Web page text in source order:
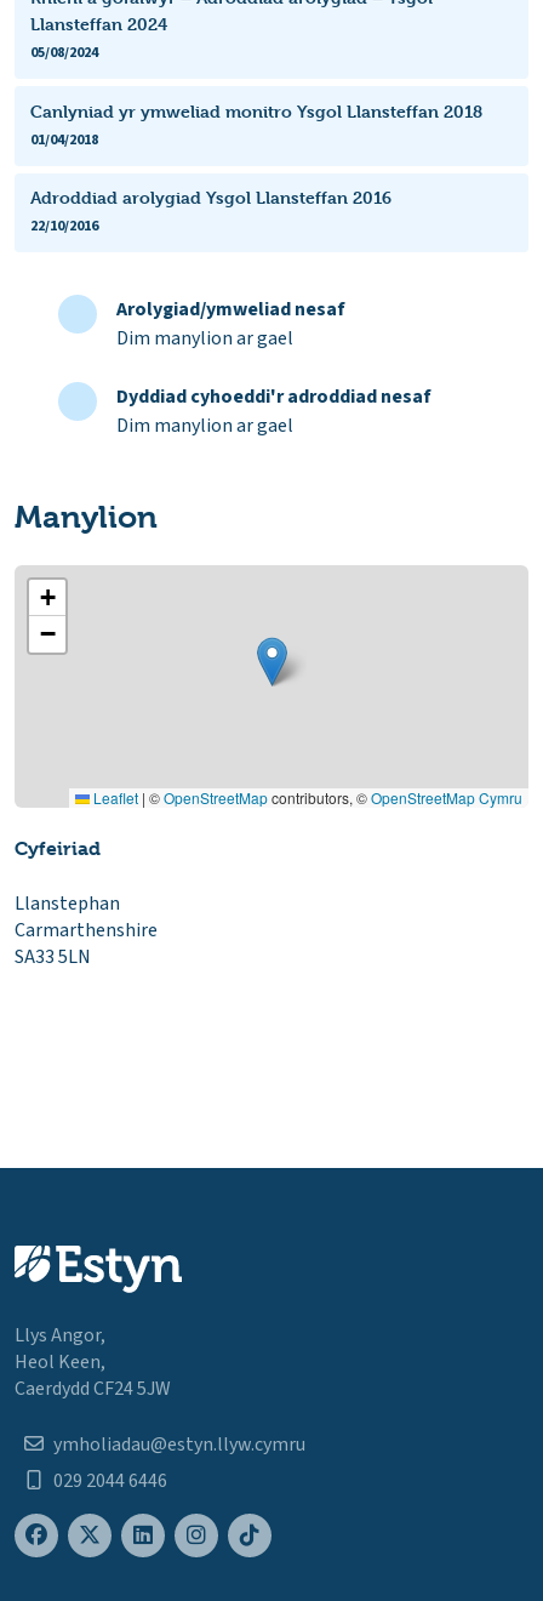
Llansteffan 2024
05/08/2024
Canlyniad yr ymweliad monitro Ysgol Llansteffan 2018
01/04/2018
Adroddiad arolygiad Ysgol Llansteffan 2016
22/10/2016
Arolygiad/ymweliad nesaf
Dim manylion ar gael
Dyddiad cyhoeddi'r adroddiad nesaf
Dim manylion ar gael
Manylion
+
−
Leaflet | ©OpenStreetMapcontributors, ©OpenStreetMap Cymru
Cyfeiriad
Llanstephan
Carmarthenshire
SA33 5LN
Llys Angor,
Heol Keen,
Caerdydd CF24 5JW
ymholiadau@estyn.llyw.cymru
029 2044 6446